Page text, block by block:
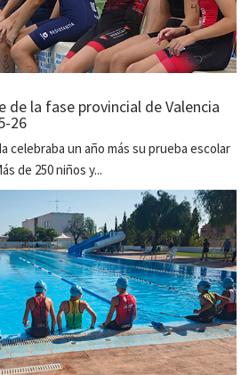
de la fase provincial de Valencia
26
celebraba un año más su prueba escolar
de 250 niños y...